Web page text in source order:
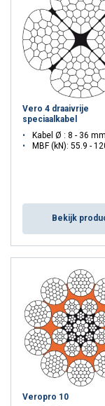
Vero 4 draaivrije
speciaalkabel
Kabel Ø : 8 - 36 mm
MBF (kN): 55.9 -
Bekijk
Veropro 10